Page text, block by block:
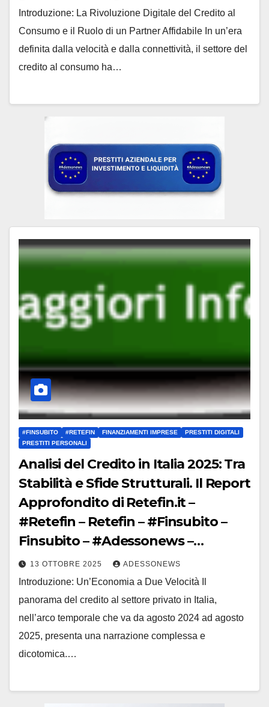
#Adessonews – #Finsubito –
Adessonews
Introduzione: La Rivoluzione Digitale del Credito al
Consumo e il Ruolo di un Partner Affidabile In un’era
definita dalla velocità e dalla connettività, il settore del
credito al consumo ha…
#FINSUBITO #RETEFIN FINANZIAMENTI IMPRESE
PRESTITI DIGITALI
PRESTITI PERSONALI
Analisi del Credito in Italia 2025: Tra
Stabilità e Sfide Strutturali. Il Report
Approfondito di Retefin.it –
#Retefin – Retefin – #Finsubito –
Finsubito – #Adessonews –
#Adessonews – #Finsubito –
Adessonews
13 OTTOBRE 2025 ADESSONEWS
Introduzione: Un’Economia a Due Velocità Il
panorama del credito al settore privato in Italia,
nell’arco temporale che va da agosto 2024 ad agosto
2025, presenta una narrazione complessa e
dicotomica.…